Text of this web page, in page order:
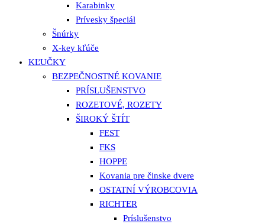
Karabinky
Prívesky špeciál
Šnúrky
X-key kľúče
KĽUČKY
BEZPEČNOSTNÉ KOVANIE
PRÍSLUŠENSTVO
ROZETOVÉ, ROZETY
ŠIROKÝ ŠTÍT
FEST
FKS
HOPPE
Kovania pre činske dvere
OSTATNÍ VÝROBCOVIA
RICHTER
Príslušenstvo